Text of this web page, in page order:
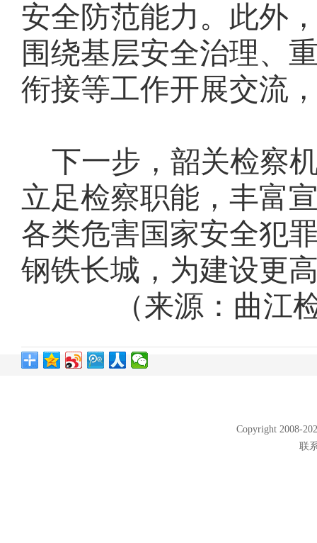
安全防范能力。 此外
围绕基层安全治理、
衔接等工作开展交流
下一步，韶关检察
立足检察职能，丰富
各类危害国家安全犯
钢铁长城 ，为建设更
（来源：曲江
Copyright 2008-
联